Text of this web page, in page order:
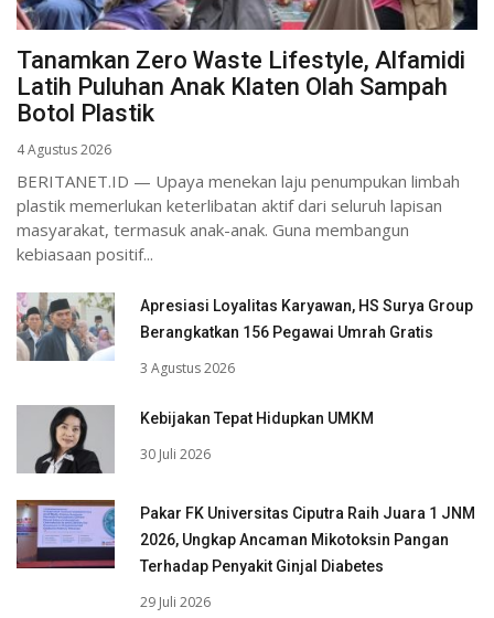
Tanamkan Zero Waste Lifestyle, Alfamidi
Latih Puluhan Anak Klaten Olah Sampah
Botol Plastik
4 Agustus 2026
BERITANET.ID — Upaya menekan laju penumpukan limbah
plastik memerlukan keterlibatan aktif dari seluruh lapisan
masyarakat, termasuk anak-anak. Guna membangun
kebiasaan positif...
Apresiasi Loyalitas Karyawan, HS Surya Group
Berangkatkan 156 Pegawai Umrah Gratis
3 Agustus 2026
Kebijakan Tepat Hidupkan UMKM
30 Juli 2026
Pakar FK Universitas Ciputra Raih Juara 1 JNM
2026, Ungkap Ancaman Mikotoksin Pangan
Terhadap Penyakit Ginjal Diabetes
29 Juli 2026